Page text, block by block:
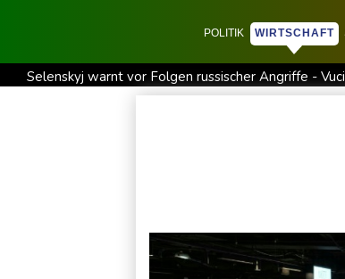
POLITIK WIRTSCHAFT
Selenskyj warnt vor Folgen russischer Angriffe -